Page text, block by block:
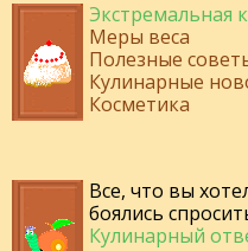
Экстремальная
Меры веса
Полезные
Кулинарные
Косметика
Все, что вы
боялись
Кулинарный